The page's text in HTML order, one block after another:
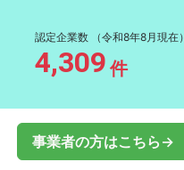
認定企業数 （令和8年8月現在）
4,309 件
事業者の方はこちら→